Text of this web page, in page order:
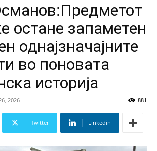
остане запаметен
однајзначајните
во поновата
историја
2026 881
Twitter Linkedin